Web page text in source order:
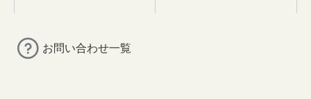
お問い合わせ一覧